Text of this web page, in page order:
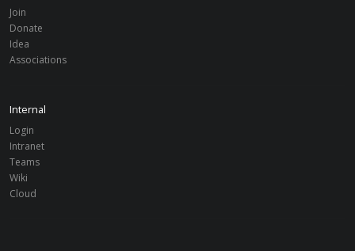
Join
Donate
Idea
Associations
Internal
Login
Intranet
Teams
Wiki
Cloud